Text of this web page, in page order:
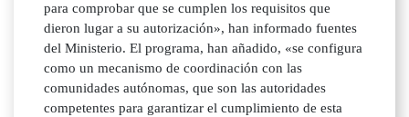
para comprobar que se cumplen los requisitos que
dieron lugar a su autorización», han informado fuentes
del Ministerio. El programa, han añadido, «se configura
como un mecanismo de coordinación con las
comunidades autónomas, que son las autoridades
competentes para garantizar el cumplimiento de esta